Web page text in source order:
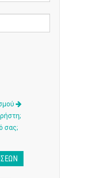
σας;